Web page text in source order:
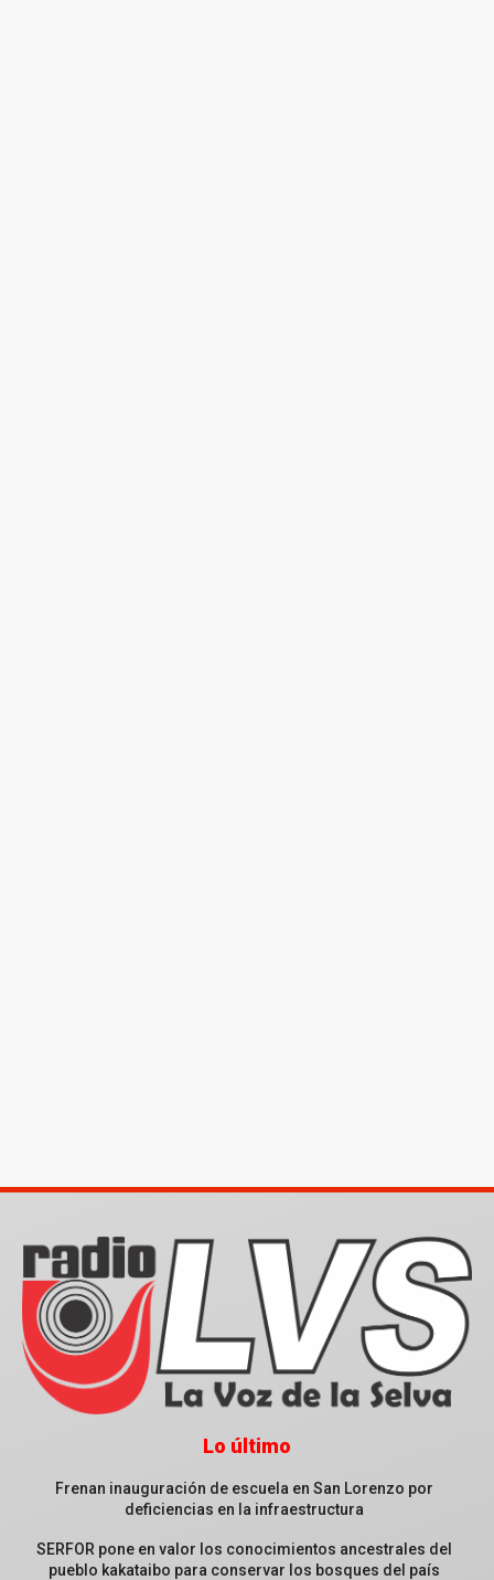
Lo último
Frenan inauguración de escuela en San Lorenzo por
deficiencias en la infraestructura
SERFOR pone en valor los conocimientos ancestrales del
pueblo kakataibo para conservar los bosques del país